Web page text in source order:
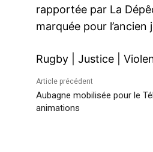
rapportée par La
marquée pour l’ancien
Rugby Justice
Article précédent
Aubagne mobilisée pour le
animations